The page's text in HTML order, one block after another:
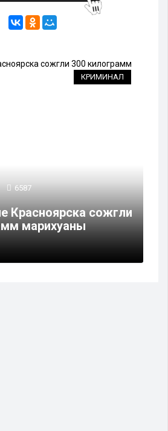
КРИМИНАЛ
6587
Красноярска сожгли
марихуаны